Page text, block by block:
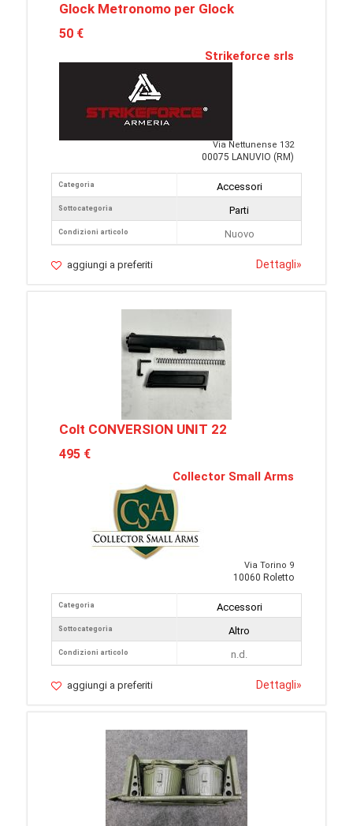
Glock Metronomo per Glock
50 €
Strikeforce srls
Via Nettunense 132
00075 LANUVIO (RM)
Categoria
Sottocategoria
Condizioni articolo
Accessori
Parti
Nuovo
aggiungi a preferiti Dettagli»
Colt CONVERSION UNIT 22
495 €
Collector Small Arms
Via Torino 9
10060 Roletto
Categoria
Sottocategoria
Condizioni articolo
Accessori
Altro
n.d.
aggiungi a preferiti Dettagli»